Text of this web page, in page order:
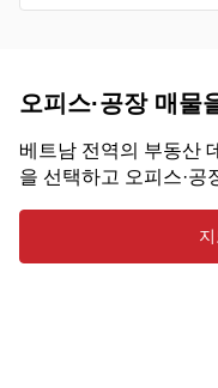
오피스·공장 매물
베트남 전역의 부동산
을 선택하고 오피스·공